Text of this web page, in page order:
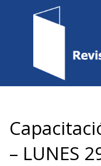
– LUNES